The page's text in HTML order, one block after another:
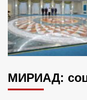
МИРИАД: